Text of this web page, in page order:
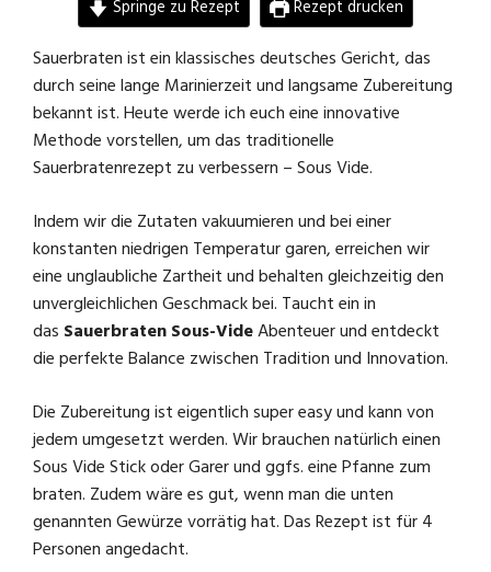
Springe zu Rezept Rezept drucken
Sauerbraten ist ein klassisches deutsches Gericht, das
durch seine lange Marinierzeit und langsame Zubereitung
bekannt ist. Heute werde ich euch eine innovative
Methode vorstellen, um das traditionelle
Sauerbratenrezept zu verbessern – Sous Vide.
Indem wir die Zutaten vakuumieren und bei einer
konstanten niedrigen Temperatur garen, erreichen wir
eine unglaubliche Zartheit und behalten gleichzeitig den
unvergleichlichen Geschmack bei. Taucht ein in
das Sauerbraten Sous-VideAbenteuer und entdeckt
die perfekte Balance zwischen Tradition und Innovation.
Die Zubereitung ist eigentlich super easy und kann von
jedem umgesetzt werden. Wir brauchen natürlich einen
Sous Vide Stick oder Garer und ggfs. eine Pfanne zum
braten. Zudem wäre es gut, wenn man die unten
genannten Gewürze vorrätig hat. Das Rezept ist für 4
Personen angedacht.